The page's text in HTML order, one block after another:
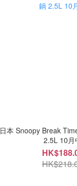
日本 Snoopy Break
2.5L 10月